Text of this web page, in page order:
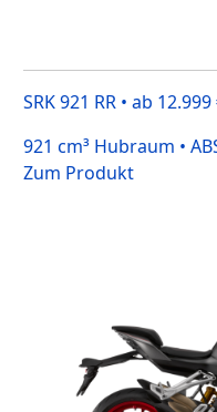
SRK 921 RR • ab 12.999
921 cm³ Hubraum •
Zum Produkt